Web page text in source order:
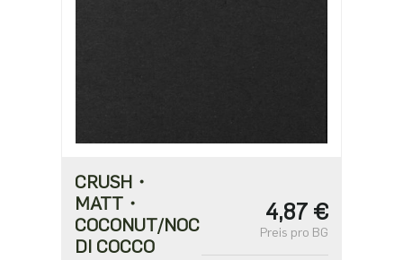
CRUSH・
MATT・
COCONUT/NOCE
DI COCCO
4,87 €
Preis pro BG